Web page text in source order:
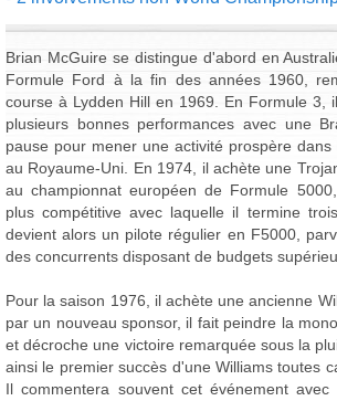
Brian McGuire se distingue d'abord en
Formule Ford à la fin des années 1960,
course à Lydden Hill en 1969. En Formule 3,
plusieurs bonnes performances avec une
pause pour mener une activité prospère
au Royaume-Uni. En 1974, il achète une
au championnat européen de Formule
plus compétitive avec laquelle il termine
devient alors un pilote régulier en F5000,
des concurrents disposant de budgets
Pour la saison 1976, il achète une ancienne
par un nouveau sponsor, il fait peindre la
et décroche une victoire remarquée sous la
ainsi le premier succès d'une Williams toutes
Il commentera souvent cet événement avec